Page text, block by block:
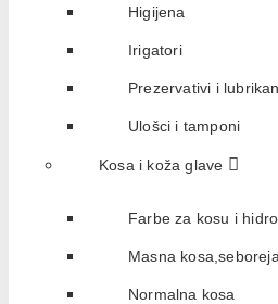
Higijena
Irigatori
Prezervativi i
Ulošci i tamponi
Kosa i koža glave
Farbe za kosu i
Masna
Normalna kosa